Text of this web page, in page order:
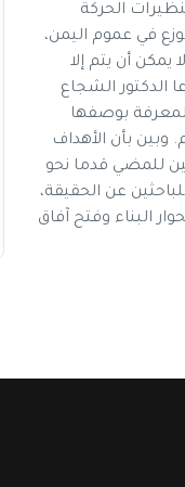
الحركة
في عموم اليمن،
أن يتم إلا
الشجاع
بوصفها
بأن الأهداف
للمضي قدما نحو
عن الحقيقة،
البناء وفتح آفاق